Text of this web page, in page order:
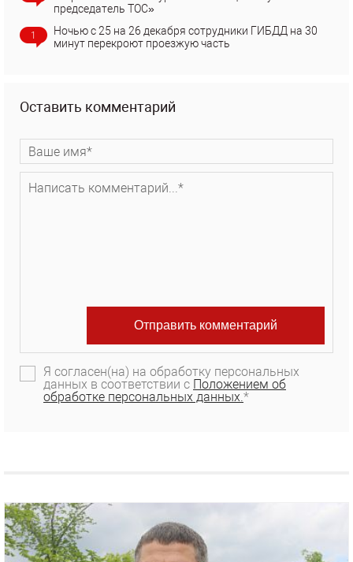
председатель ТОС»
1
Ночью с 25 на 26 декабря сотрудники ГИБДД на 30
минут перекроют проезжую часть
Оставить комментарий
Я согласен(на) на обработку персональных
данных в соответствии с Положением об
обработке персональных данных.*